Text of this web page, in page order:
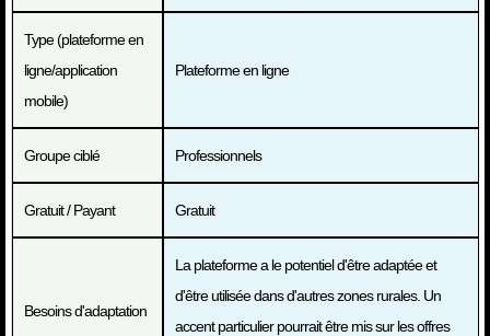
Type (plateforme en
ligne/application
mobile)
Plateforme en ligne
Groupe ciblé Professionnels
Gratuit / Payant Gratuit
Besoins d'adaptation
La plateforme a le potentiel d'être adaptée et
d'être utilisée dans d'autres zones rurales. Un
accent particulier pourrait être mis sur les offres